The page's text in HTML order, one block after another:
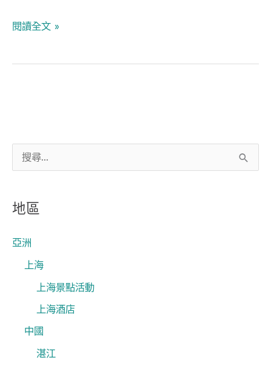
關
字
地區
亞洲
上海
上海景點活動
上海酒店
中國
湛江
閱讀全文 »